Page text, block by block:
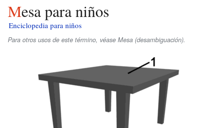
Mesa para niños
Enciclopedia para niños
Para otros usos de este término, véase Mesa (desambiguación).